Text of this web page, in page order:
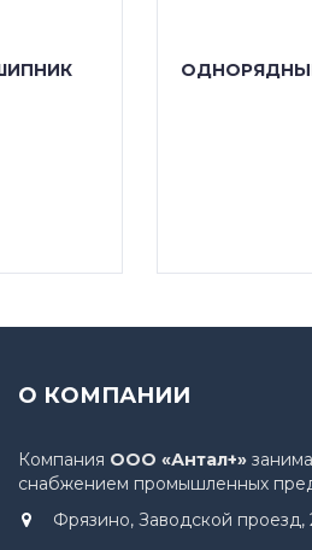
ОДНОРЯДНЫЙ
Быстрая
О КОМПАНИИ
Компания ООО «Антал+»
снабжением промышленных
Фрязино, Заводской проезд,